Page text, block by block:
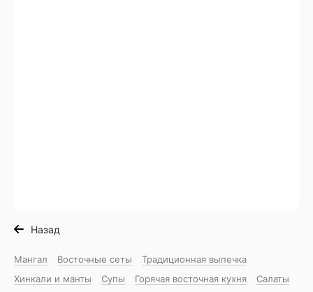
Назад
Мангал Восточные сеты
Традиционная выпечка
Хинкали и манты
Супы Горячая восточная куxня
Салаты